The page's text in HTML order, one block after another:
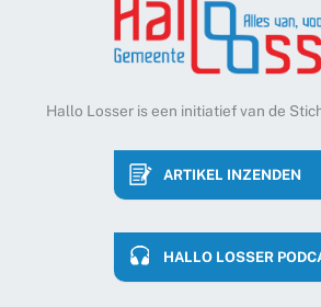
Hallo Losser is een initiatief van de
ARTIKEL INZENDEN
HALLO LOSSER